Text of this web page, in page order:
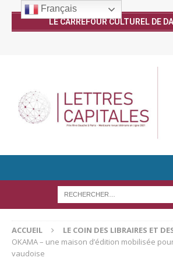
LE CARREFOUR CULTUREL DE
ACCUEIL
LE COIN DES LIBRAIRES ET
OKAMA – une maison d’édition mobilisée
vaudoise
Français